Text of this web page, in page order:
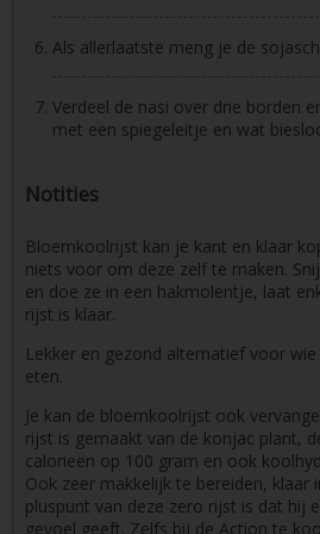
Als allerlaatste meng je de
Verdeel de nasi over drie borden
met een spiegeleitje en wat
Notities
Bloemkoolrijst kan je kant en klaar
niets voor om deze zelf te maken.
en doe ze in een hakmolentje, laat
rijst is klaar.
Lekker en gezond alternatief voor
eten.
Je kan de bloemkoolrijst ook
rijst is gemaakt van de konjac plant,
calorieën op 100 gram en ook
Ook zeer makkelijk te bereiden, klaar
pluspunt van deze zero rijst is dat hij
gevoel geeft. Zelfs bij de Action te